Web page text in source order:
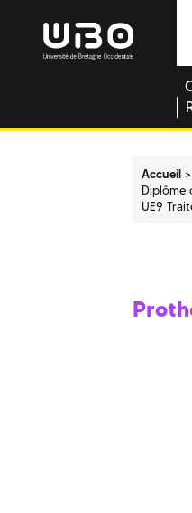
Accueil
Diplôme
UE9